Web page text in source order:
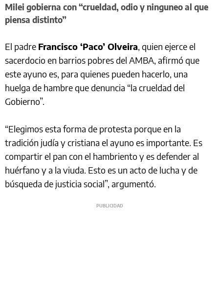
Milei gobierna con “crueldad, odio y ninguneo al que
piensa distinto”
El padre Francisco ‘Paco’ Olveira, quien ejerce el
sacerdocio en barrios pobres del AMBA, afirmó que
este ayuno es, para quienes pueden hacerlo, una
huelga de hambre que denuncia “la crueldad del
Gobierno”.
“Elegimos esta forma de protesta porque en la
tradición judía y cristiana el ayuno es importante. Es
compartir el pan con el hambriento y es defender al
huérfano y a la viuda. Esto es un acto de lucha y de
búsqueda de justicia social”, argumentó.